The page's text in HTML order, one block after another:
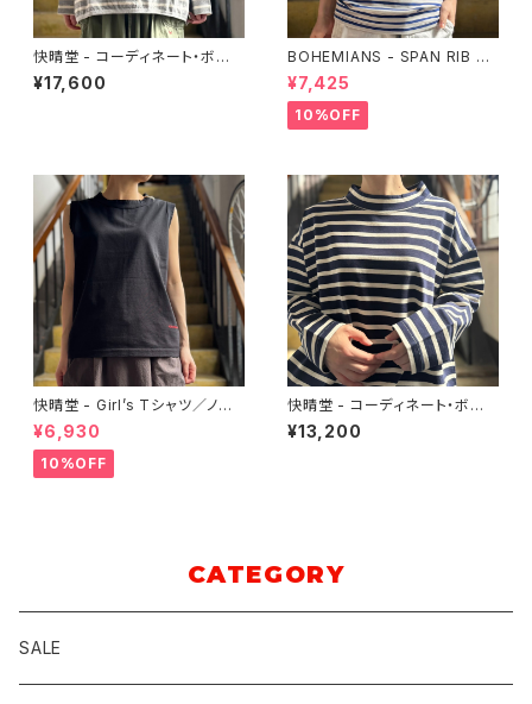
快晴堂 - コーディネート・ボー
ダー／裾ギャザーパーカー
¥17,600
BOHEMIANS - SPAN RIB ク
ルーネック ボーダーショートス
リーブTシャツ
¥7,425
10%OFF
快晴堂 - Girl’s Tシャツ／ノー
スリーブ（コバルトブルー／ブラ
ック）
¥6,930
10%OFF
快晴堂 - コーディネート・ボー
ダー／スタンド衿プルオーバー
¥13,200
CATEGORY
SALE